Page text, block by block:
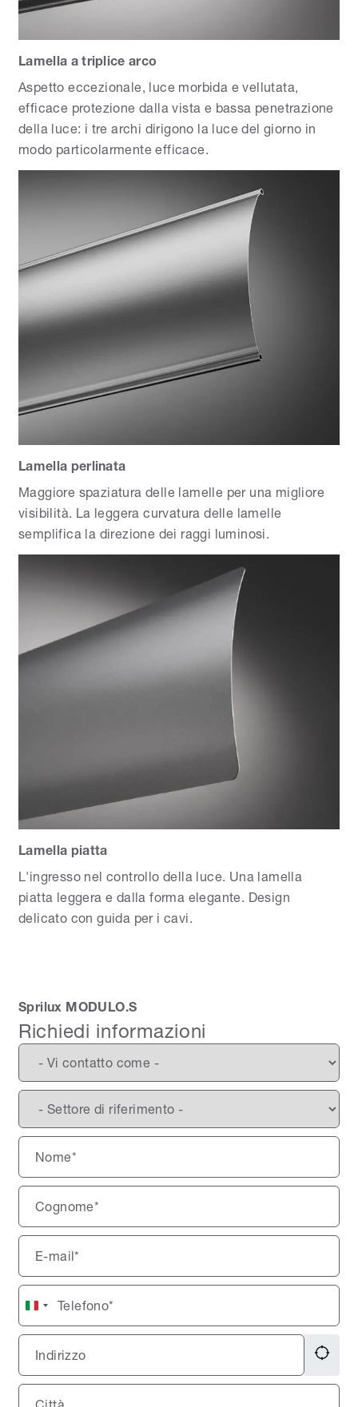
Lamella a triplice arco
Aspetto eccezionale, luce morbida e vellutata,
efficace protezione dalla vista e bassa penetrazione
della luce: i tre archi dirigono la luce del giorno in
modo particolarmente efficace.
Lamella perlinata
Maggiore spaziatura delle lamelle per una migliore
visibilità. La leggera curvatura delle lamelle
semplifica la direzione dei raggi luminosi.
Lamella piatta
L'ingresso nel controllo della luce. Una lamella
piatta leggera e dalla forma elegante. Design
delicato con guida per i cavi.
Sprilux MODULO.S
Richiedi informazioni
Italy
+39